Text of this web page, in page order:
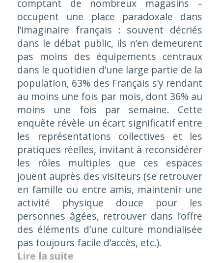
comptant de nombreux magasins –
occupent une place paradoxale dans
l’imaginaire français : souvent décriés
dans le débat public, ils n’en demeurent
pas moins des équipements centraux
dans le quotidien d’une large partie de la
population, 63% des Français s’y rendant
au moins une fois par mois, dont 36% au
moins une fois par semaine. Cette
enquête révèle un écart significatif entre
les représentations collectives et les
pratiques réelles, invitant à reconsidérer
les rôles multiples que ces espaces
jouent auprès des visiteurs (se retrouver
en famille ou entre amis, maintenir une
activité physique douce pour les
personnes âgées, retrouver dans l’offre
des éléments d’une culture mondialisée
pas toujours facile d’accès, etc.).
Lire la suite